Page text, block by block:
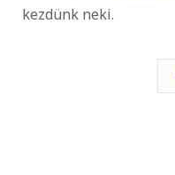
kezdünk neki.